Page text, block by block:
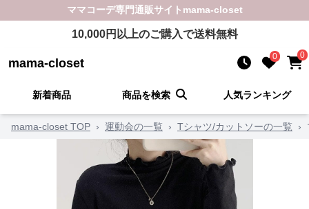
ママコーデ専門通販サイト mama-closet
10,000円以上のご購入で送料無料
mama-closet 0 0
新着商品 商品を検索 人気ランキング
mama-closet TOP › 運動会の一覧 › Tシャツ/カットソーの一覧 ›